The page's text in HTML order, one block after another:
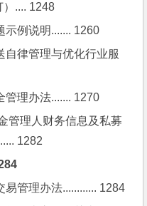
.... 1248
示例说明....... 1260
自律管理与优化行业服
管理办法....... 1270
管理人财务信息及私募
1282
管理办法............ 1284